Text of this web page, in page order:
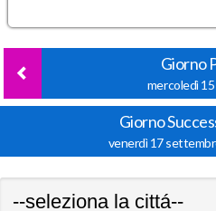
Giorno
mercoledì
Giorno
venerdì 17